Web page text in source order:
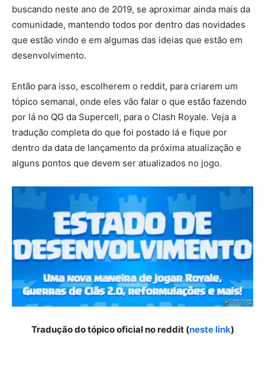
buscando neste ano de 2019, se aproximar ainda mais da
comunidade, mantendo todos por dentro das novidades
que estão vindo e em algumas das ideias que estão em
desenvolvimento.
Então para isso, escolherem o reddit, para criarem um
tópico semanal, onde eles vão falar o que estão fazendo
por lá no QG da Supercell, para o Clash Royale. Veja a
tradução completa do que foi postado lá e fique por
dentro da data de lançamento da próxima atualização e
alguns pontos que devem ser atualizados no jogo.
Tradução do tópico oficial no reddit (neste link)